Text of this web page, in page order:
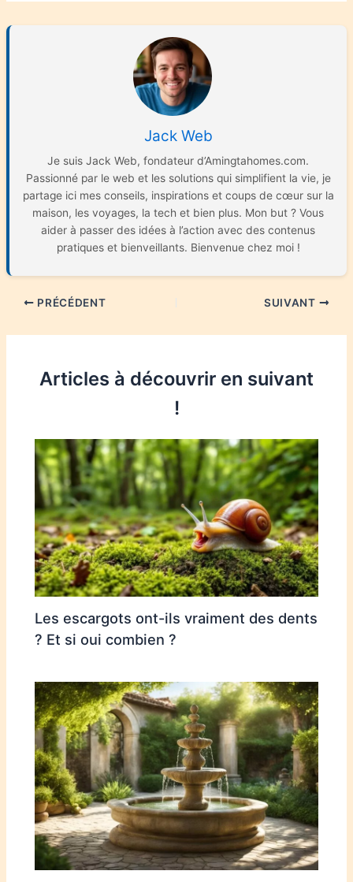
Jack Web
Je suis Jack Web, fondateur d’Amingtahomes.com.
Passionné par le web et les solutions qui simplifient la vie, je
partage ici mes conseils, inspirations et coups de cœur sur la
maison, les voyages, la tech et bien plus. Mon but ? Vous
aider à passer des idées à l’action avec des contenus
pratiques et bienveillants. Bienvenue chez moi !
PRÉCÉDENT SUIVANT
Articles à découvrir en suivant
!
Les escargots ont-ils vraiment des dents
? Et si oui combien ?